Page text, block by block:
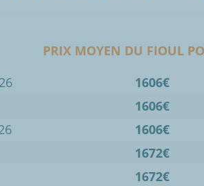
PRIX MOYEN DU FIOUL
1606€
1606€
1606€
1672€
1672€